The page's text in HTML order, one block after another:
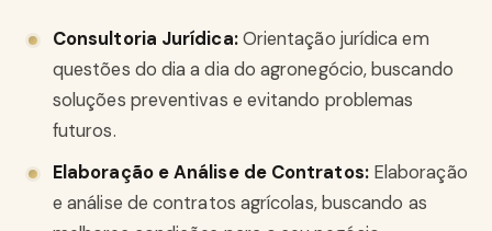
Consultoria Jurídica:Orientação jurídica em
questões do dia a dia do agronegócio, buscando
soluções preventivas e evitando problemas
futuros.
Elaboração e Análise de Contratos:Elaboração
e análise de contratos agrícolas, buscando as